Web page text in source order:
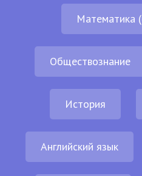
Математика
Обществознание
История
Английский язык